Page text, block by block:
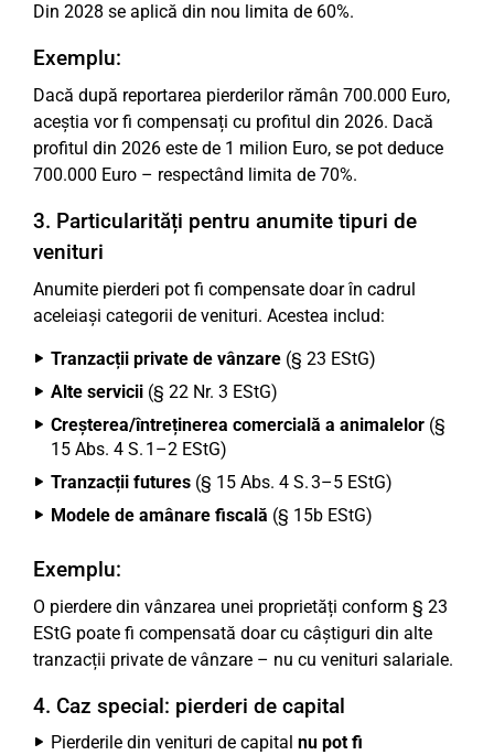
Din 2028 se aplică din nou limita de 60%.
Exemplu:
Dacă după reportarea pierderilor rămân 700.000 Euro,
aceștia vor fi compensați cu profitul din 2026. Dacă
profitul din 2026 este de 1 milion Euro, se pot deduce
700.000 Euro – respectând limita de 70%.
3. Particularități pentru anumite tipuri de
venituri
Anumite pierderi pot fi compensate doar în cadrul
aceleiași categorii de venituri. Acestea includ:
Tranzacții private de vânzare (§ 23 EStG)
Alte servicii (§ 22 Nr. 3 EStG)
Creșterea/întreținerea comercială a animalelor (§
15 Abs. 4 S. 1–2 EStG)
Tranzacții futures (§ 15 Abs. 4 S. 3–5 EStG)
Modele de amânare fiscală (§ 15b EStG)
Exemplu:
O pierdere din vânzarea unei proprietăți conform § 23
EStG poate fi compensată doar cu câștiguri din alte
tranzacții private de vânzare – nu cu venituri salariale.
4. Caz special: pierderi de capital
Pierderile din venituri de capital nu pot fi